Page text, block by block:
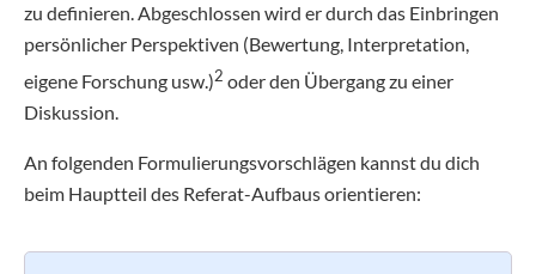
zu definieren. Abgeschlossen wird er durch das Einbringen
persönlicher Perspektiven (Bewertung, Interpretation,
eigene Forschung usw.)2 oder den Übergang zu einer
Diskussion.
An folgenden Formulierungsvorschlägen kannst du dich
beim Hauptteil des Referat-Aufbaus orientieren: